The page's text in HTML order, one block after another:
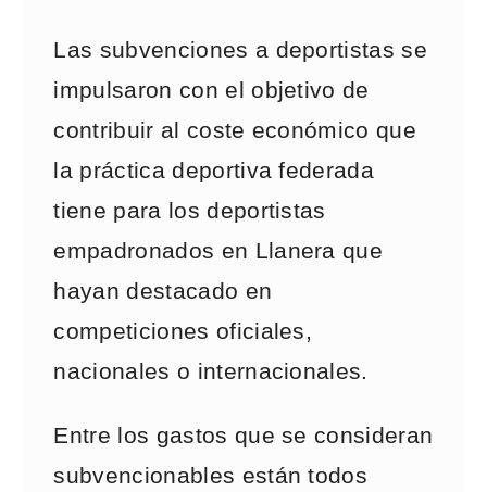
Las subvenciones a deportistas se
impulsaron con el objetivo de
contribuir al coste económico que
la práctica deportiva federada
tiene para los deportistas
empadronados en Llanera que
hayan destacado en
competiciones oficiales,
nacionales o internacionales.
Entre los gastos que se consideran
subvencionables están todos